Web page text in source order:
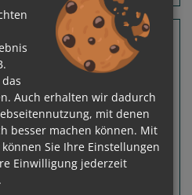
Barbados, Tortola
Florida
Auch erhalten wir dadurch
mit denen
besser machen können. Mit
Sie Ihre Einstellungen
Einwilligung jederzeit